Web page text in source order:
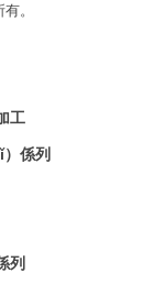
。
工
係列
列